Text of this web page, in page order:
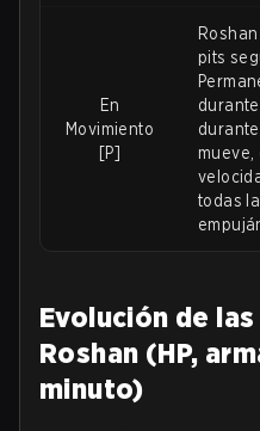
En
Movimiento
[P]
pits
mueve,
todas
Evolución de
Roshan (HP,
minuto)